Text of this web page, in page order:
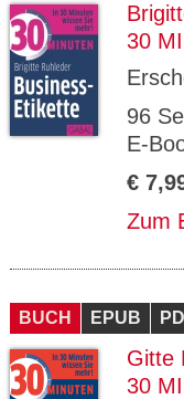
30
96
E-
€
Zum
BUCH EPUB
Gitte
30
GV_CO
OKIES
gabal-